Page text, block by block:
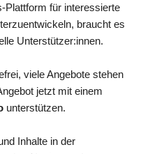
Plattform für interessierte
braucht es
Unterstützer:innen.
viele Angebote stehen
jetzt mit einem
unterstützen.
Inhalte in der